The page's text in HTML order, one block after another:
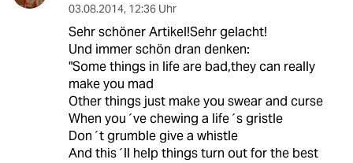
03.08.2014, 12:36 Uhr
Sehr schöner Artikel!Sehr gelacht!
Und immer schön dran denken:
"Some things in life are bad,they can really
make you mad
Other things just make you swear and curse
When you´ve chewing a life´s gristle
Don´t grumble give a whistle
And this´ll help things turn out for the best